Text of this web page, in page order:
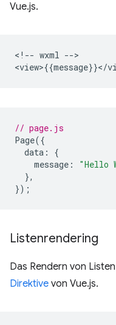
Vue.js.
<!-- wxml -->
// page.js
Page({
data :
{
message : "Hello
},
});
Listenrendering
Das Rendern von
Direktive von Vue.js.